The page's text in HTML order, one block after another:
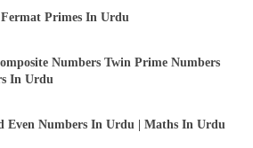
Primes In Urdu
Numbers Twin Prime Numbers
In Urdu
Even Numbers In Urdu | Maths In Urdu